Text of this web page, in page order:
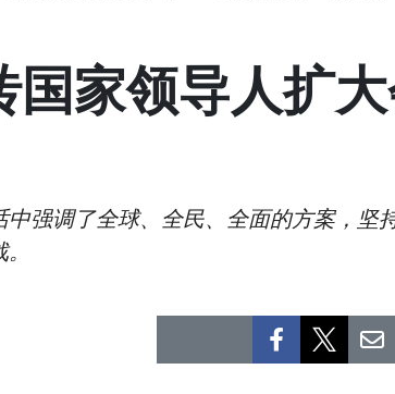
家领导人扩
强调了全球、全民、全面的方案，坚